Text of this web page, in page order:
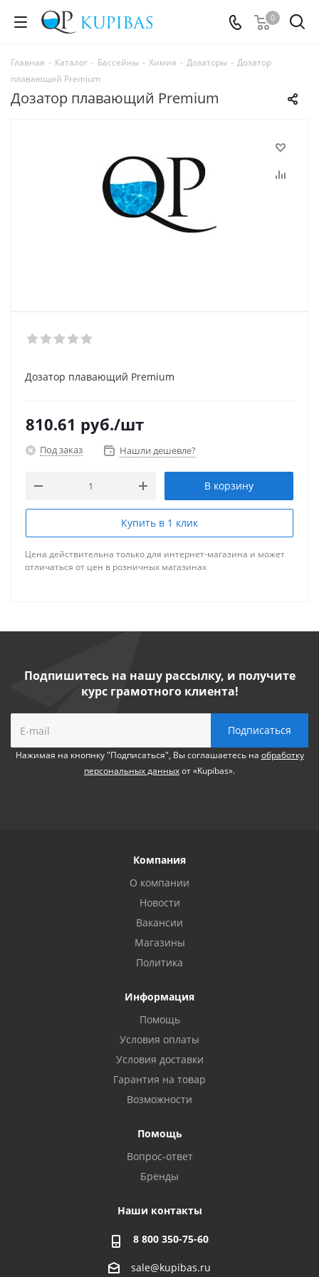
0
Главная - Каталог - Бассейны - Химия - Дозаторы - Дозатор
плавающий Premium
Дозатор плавающий Premium
Дозатор плавающий Premium
810.61 руб./шт
Под заказ Нашли дешевле?
В корзину
Купить в 1 клик
Цена действительна только для интернет-магазина и может
отличаться от цен в розничных магазинах
Подпишитесь на нашу рассылку, и получите
курс грамотного клиента!
Нажимая на кнопнку "Подписаться", Вы соглашаетесь на обработку
персональных данныхот «Kupibas».
Компания
О компании
Новости
Вакансии
Магазины
Политика
Информация
Помощь
Условия оплаты
Условия доставки
Гарантия на товар
Возможности
Помощь
Вопрос-ответ
Бренды
Наши контакты
8 800 350-75-60
sale@kupibas.ru